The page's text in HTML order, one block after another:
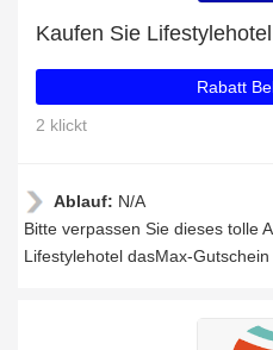
Rabatt
2 klickt
Ablauf: N/A
Bitte verpassen Sie dieses tolle
Lifestylehotel dasMax-